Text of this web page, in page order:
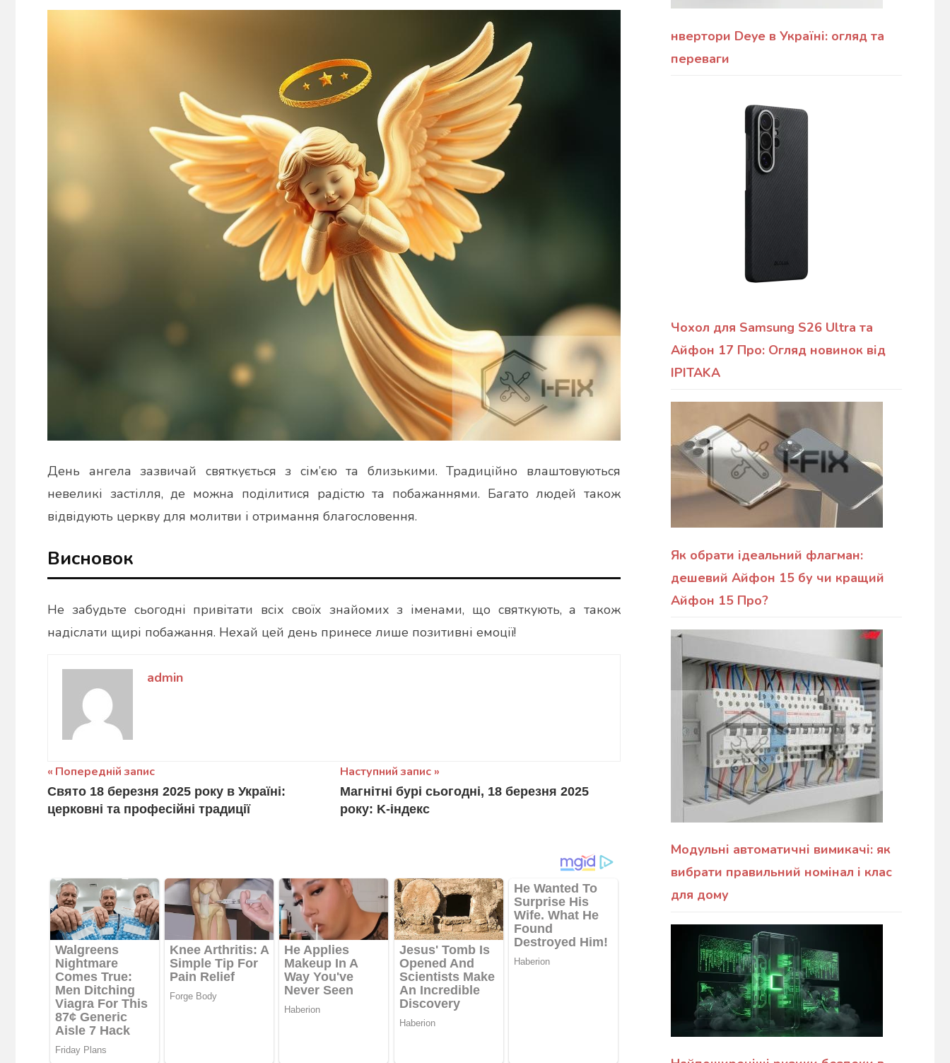
День ангела зазвичай святкується з сім’єю та близькими. Традиційно влаштовуються
невеликі застілля, де можна поділитися радістю та побажаннями. Багато людей також
відвідують церкву для молитви і отримання благословення.
Висновок
Не забудьте сьогодні привітати всіх своїх знайомих з іменами, що святкують, а також
надіслати щирі побажання. Нехай цей день принесе лише позитивні емоції!
admin
Навігація
записів
Попередній запис
Свято 18 березня 2025 року в Україні:
церковні та професійні традиції
Наступний запис
Магнітні бурі сьогодні, 18 березня 2025
року: K-індекс
нвертори Deye в Україні: огляд та
переваги
Чохол для Samsung S26 Ultra та
Айфон 17 Про: Огляд новинок від
IPITAKA
Як обрати ідеальний флагман:
дешевий Айфон 15 бу чи кращий
Айфон 15 Про?
Модульні автоматичні вимикачі: як
вибрати правильний номінал і клас
для дому